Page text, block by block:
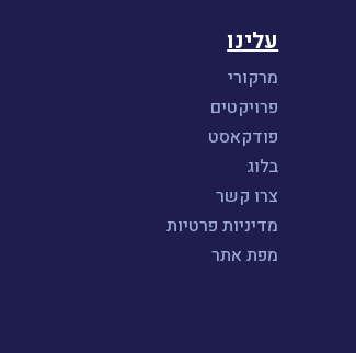
עלינו
מרקורי
פרויקטים
פודקאסט
בלוג
צרו קשר
מדיניות פרטיות
מפת אתר